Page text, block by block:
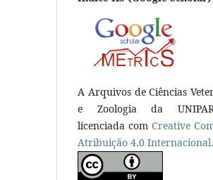
A Arquivos de Ciências
e Zoologia da
licenciada com Creative
Atribuição 4.0 Internacional.